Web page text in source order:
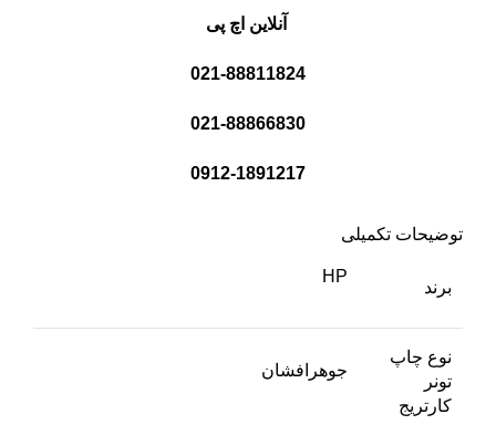
آنلاین اچ پی
021-88811824
021-88866830
0912-1891217
توضیحات تکمیلی
برند
HP
نوع چاپ
تونر
کارتریج
جوهرافشان